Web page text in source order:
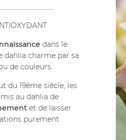
dans le
dahlia charme par sa
de couleurs.
du 19ème siècle, les
au dahlia de
et de laisser
purement